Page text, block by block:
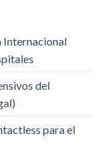
Internacional
del
para el